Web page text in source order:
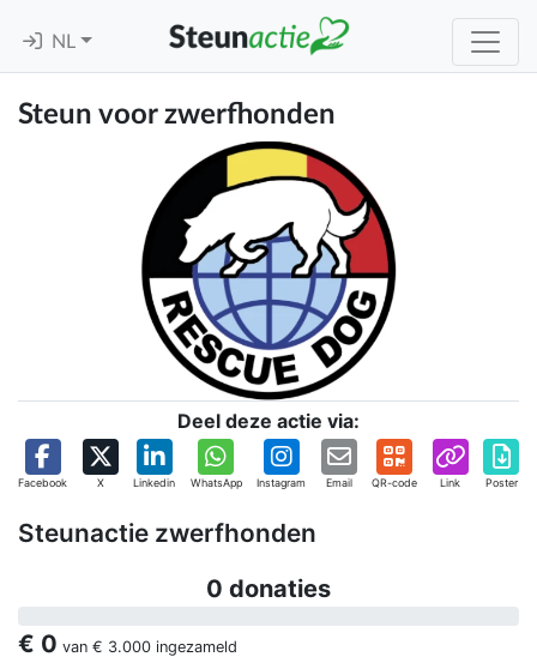
NL
Steun voor zwerfhonden
Deel deze actie via:
Facebook X Linkedin WhatsApp Instagram Email QR-code Link Poster
Steunactie zwerfhonden
0 donaties
€ 0 van € 3.000 ingezameld